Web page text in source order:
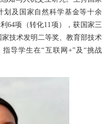
划及国家自然科学基金等十余
64项（转化11项），获国家三
技术发明二等奖、教育部技术
导学生在“互联网+”及“挑战